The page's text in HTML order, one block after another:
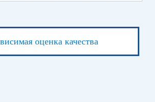
оценка качества